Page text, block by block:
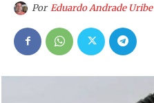
Por Eduardo Andrade Uribe